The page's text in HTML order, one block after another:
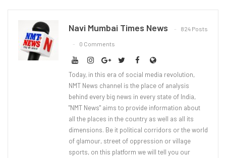
Navi Mumbai Times News 824 Posts
0 Comments
Today, in this era of social media revolution,
NMT News channel is the place of analysis
behind every big news in every state of India,
"NMT News" aims to provide information about
all the places in the country as well as all its
dimensions. Be it political corridors or the world
of glamour, street of oppression or village
sports, on this platform we will tell you our